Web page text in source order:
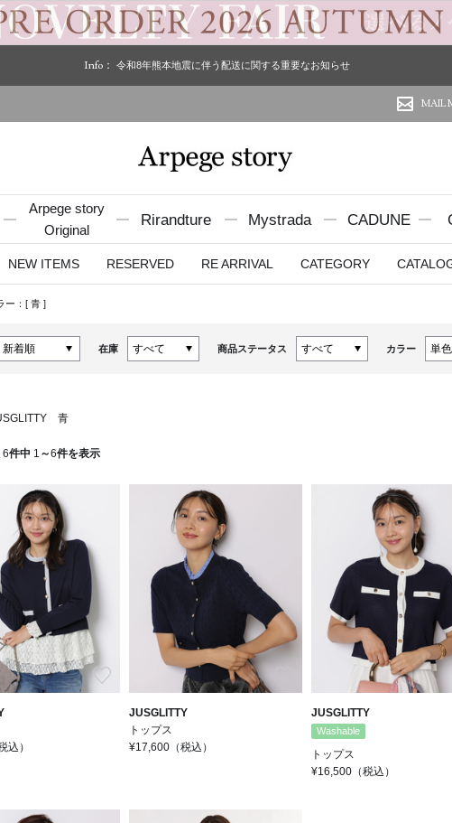
Info： 令和8年熊本地震に伴う配送に関する重要なお知らせ
MAIL
Arpege story
Original
Rirandture Mystrada CADUNE
NEW ITEMS RESERVED RE ARRIVAL CATEGORY
ー：[ 青 ]
在庫 商品ステータス カラー
青
6件中 1 ～6件を表示
お気に入り
込）
JUSGLITTY
トップス
¥17,600（税込）
JUSGLITTY
Washable
トップス
¥16,500 （税込）